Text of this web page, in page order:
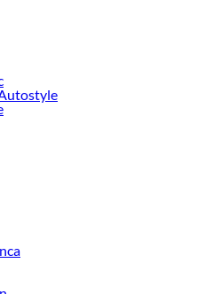
de decoración, estamos aquí para hacer
todo lo que tenemos para ofrecerte en
Baterias Externas en Sodimac
calidad para tus proyectos y
todo lo que tenemos para
de Baterias Externas en Sodimac.
de renovación y decoración.